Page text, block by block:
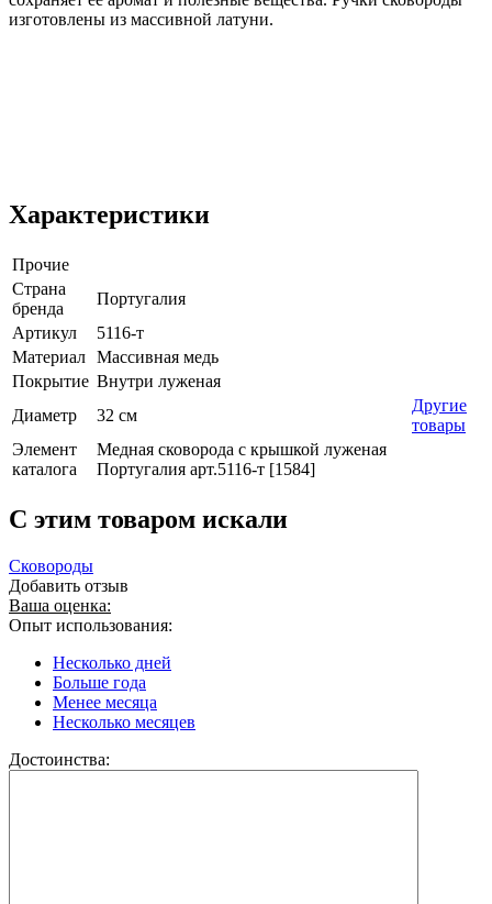
изготовлены из массивной латуни.
Характеристики
Прочие
Страна
бренда
Португалия
Артикул
5116-т
Материал Массивная медь
Покрытие Внутри луженая
Диаметр
32 см
Другие
товары
Элемент
каталога
Медная сковорода с крышкой луженая
Португалия арт.5116-т [1584]
C этим товаром искали
Сковороды
Добавить отзыв
Ваша оценка:
Опыт использования:
Несколько дней
Больше года
Менее месяца
Несколько месяцев
Достоинства: